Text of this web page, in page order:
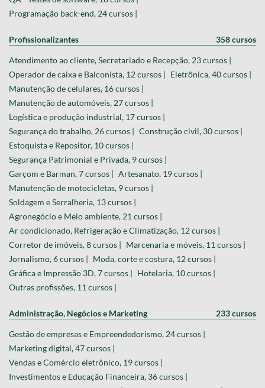
Programação back-end, 24 cursos |
Profissionalizantes 358 cursos
Atendimento ao cliente, Secretariado e Recepção, 23 cursos |
Operador de caixa e Balconista, 12 cursos |
Eletrônica, 40 cursos |
Manutenção de celulares, 16 cursos |
Manutenção de automóveis, 27 cursos |
Logística e produção industrial, 17 cursos |
Segurança do trabalho, 26 cursos |
Construção civil, 30 cursos |
Estoquista e Repositor, 10 cursos |
Segurança Patrimonial e Privada, 9 cursos |
Garçom e Barman, 7 cursos |
Artesanato, 19 cursos |
Manutenção de motocicletas, 9 cursos |
Soldagem e Serralheria, 13 cursos |
Agronegócio e Meio ambiente, 21 cursos |
Ar condicionado, Refrigeração e Climatização, 12 cursos |
Corretor de imóveis, 8 cursos |
Marcenaria e móveis, 11 cursos |
Jornalismo, 6 cursos |
Moda, corte e costura, 12 cursos |
Gráfica e Impressão 3D, 7 cursos |
Hotelaria, 10 cursos |
Outras profissões, 11 cursos |
Administração, Negócios e Marketing 233 cursos
Gestão de empresas e Empreendedorismo, 24 cursos |
Marketing digital, 47 cursos |
Vendas e Comércio eletrônico, 19 cursos |
Investimentos e Educação Financeira, 36 cursos |